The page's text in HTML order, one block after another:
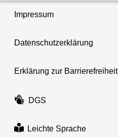
Impressum
Datenschutzerklärung
Erklärung zur Barrierefreiheit
DGS
Leichte Sprache